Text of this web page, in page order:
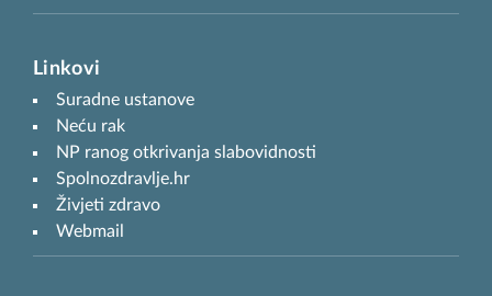
Linkovi
Suradne ustanove
Neću rak
NP ranog otkrivanja slabovidnosti
Spolnozdravlje.hr
Živjeti zdravo
Webmail